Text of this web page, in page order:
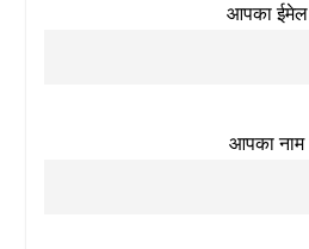
आपका ईमेल
आपका नाम